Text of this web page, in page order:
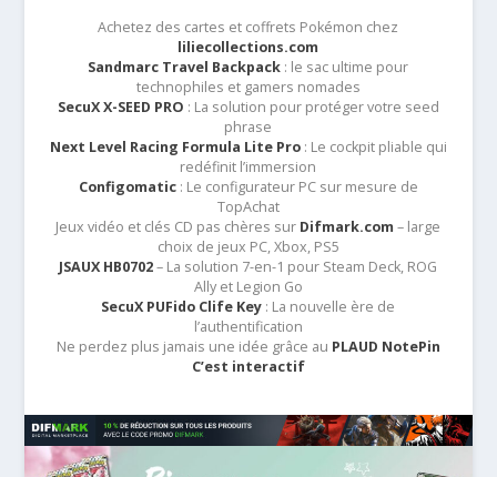
Achetez des cartes et coffrets Pokémon chez
liliecollections.com
Sandmarc Travel Backpack : le sac ultime pour
technophiles et gamers nomades
SecuX X-SEED PRO : La solution pour protéger votre seed
phrase
Next Level Racing Formula Lite Pro: Le cockpit pliable qui
redéfinit l’immersion
Configomatic: Le configurateur PC sur mesure de
TopAchat
Jeux vidéo et clés CD pas chères sur Difmark.com – large
choix de jeux PC, Xbox, PS5
JSAUX HB0702– La solution 7-en-1 pour Steam Deck, ROG
Ally et Legion Go
SecuX PUFido Clife Key : La nouvelle ère de
l’authentification
Ne perdez plus jamais une idée grâce au PLAUD NotePin
C’est interactif